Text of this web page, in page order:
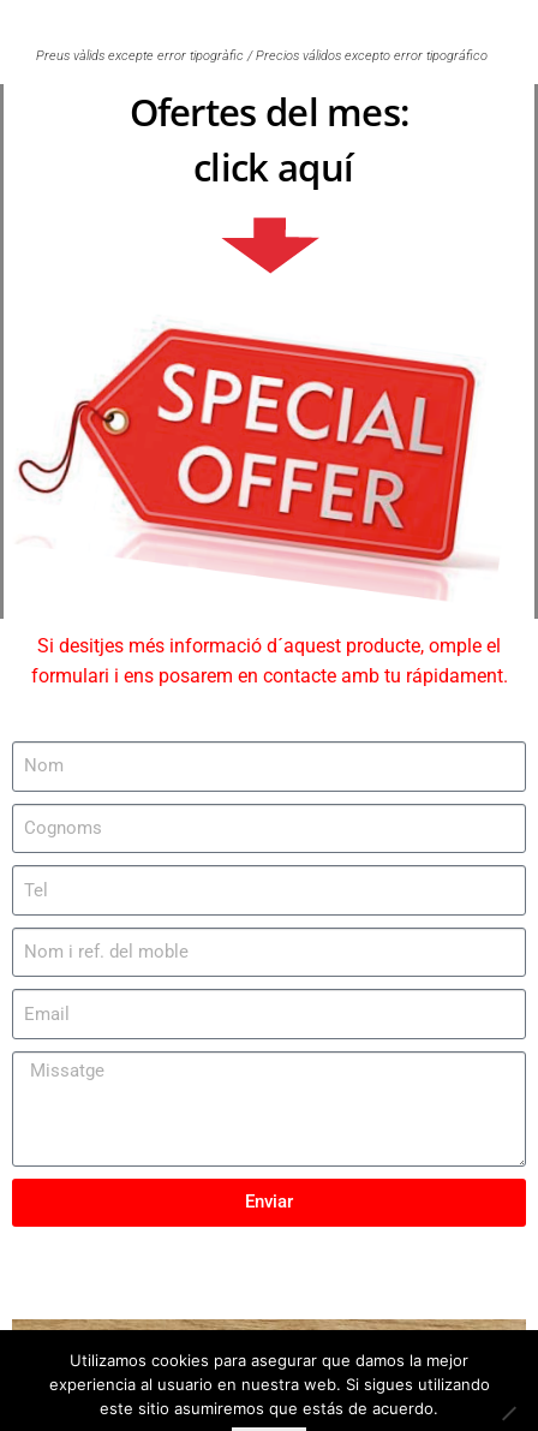
Preus vàlids excepte error tipogràfic / Precios válidos excepto error tipográfico
Ofertes del mes:
click aquí
Si desitjes més informació d´aquest producte, omple el
formulari i ens posarem en contacte amb tu rápidament.
Enviar
Copyright © 2025 Mobles Elber – Tots els drets
reservats
Utilizamos cookies para asegurar que damos la mejor
experiencia al usuario en nuestra web. Si sigues utilizando
este sitio asumiremos que estás de acuerdo.